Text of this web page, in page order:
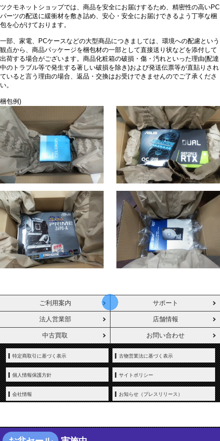
ツクモネットショップでは、商品を安全にお届けするため、精密性の高いPC
パーツの配送に緩衝材を敷き詰め、安心・安全にお届けできるよう丁寧な梱
包を心がけております。
一部、家電、PCケースなどの大型商品につきましては、環境への配慮という
観点から、商品パッケージを梱包材の一部として直接送り状などを添付して
出荷する場合がございます。商品化粧箱の破損・傷・汚れといった理由(配達
中のトラブル等で発生する著しい破損を除き)および発送伝票等が直貼りされ
ていると言う理由の場合、返品・交換はお受けできませんのでご了承くださ
い。
梱包例)
ご利用案内 サポート
法人営業部 店舗情報
中古買取 お問い合わせ
特定商取引に基づく表示 古物営業法に基づく表示
個人情報保護方針 サイトポリシー
会社情報 お知らせ（プレスリリース）